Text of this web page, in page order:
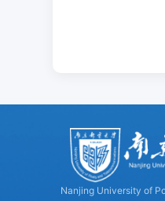
Nanjing University of